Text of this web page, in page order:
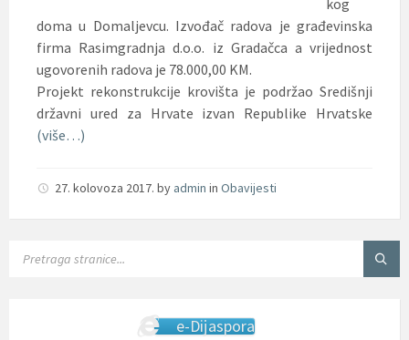
doma u Domaljevcu. Izvođač radova je građevinska
firma Rasimgradnja d.o.o. iz Gradačca a vrijednost
ugovorenih radova je 78.000,00 KM.
Projekt rekonstrukcije krovišta je podržao Središnji
državni ured za Hrvate izvan Republike Hrvatske
(više…)
27. kolovoza 2017. by admin in Obavijesti
e-Dijaspora